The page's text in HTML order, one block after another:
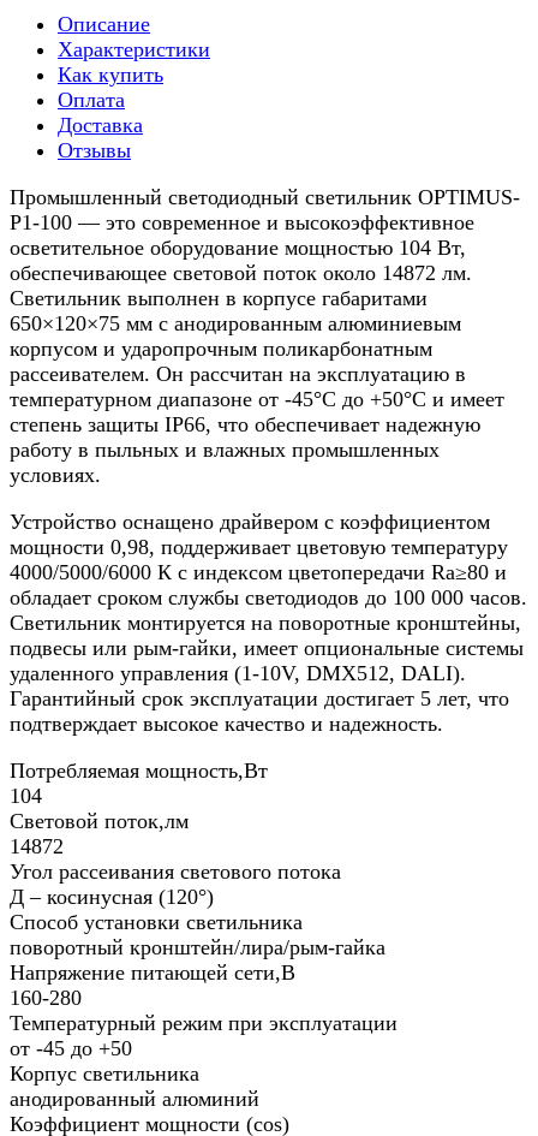
Описание
Характеристики
Как купить
Оплата
Доставка
Отзывы
Промышленный светодиодный светильник OPTIMUS-
P1-100 — это современное и высокоэффективное
осветительное оборудование мощностью 104 Вт,
обеспечивающее световой поток около 14872 лм.
Светильник выполнен в корпусе габаритами
650×120×75 мм с анодированным алюминиевым
корпусом и ударопрочным поликарбонатным
рассеивателем. Он рассчитан на эксплуатацию в
температурном диапазоне от -45°C до +50°C и имеет
степень защиты IP66, что обеспечивает надежную
работу в пыльных и влажных промышленных
условиях.​
Устройство оснащено драйвером с коэффициентом
мощности 0,98, поддерживает цветовую температуру
4000/5000/6000 К с индексом цветопередачи Ra≥80 и
обладает сроком службы светодиодов до 100 000 часов.
Светильник монтируется на поворотные кронштейны,
подвесы или рым-гайки, имеет опциональные системы
удаленного управления (1-10V, DMX512, DALI).
Гарантийный срок эксплуатации достигает 5 лет, что
подтверждает высокое качество и надежность.
Потребляемая мощность,Вт
104
Световой поток,лм
14872
Угол рассеивания светового потока
Д – косинусная (120°)
Способ установки светильника
поворотный кронштейн/лира/рым-гайка
Напряжение питающей сети,В
160-280
Температурный режим при эксплуатации
от -45 до +50
Корпус светильника
анодированный алюминий
Коэффициент мощности (cos)